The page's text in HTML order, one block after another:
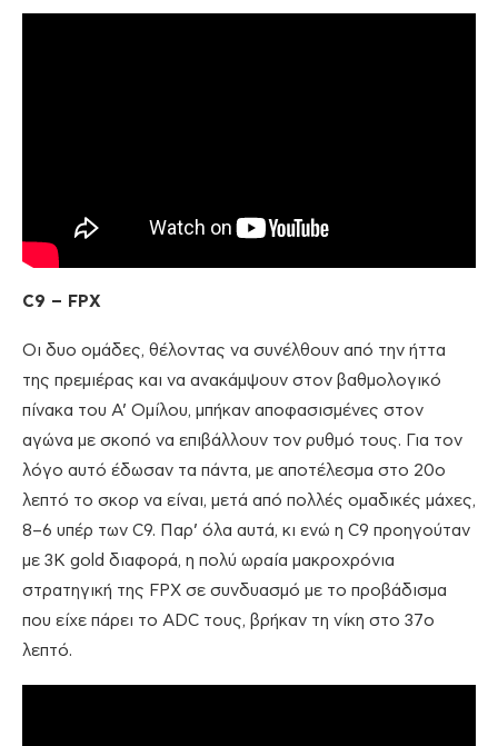
C9 – FPX
Οι δυο ομάδες, θέλοντας να συνέλθουν από την ήττα
της πρεμιέρας και να ανακάμψουν στον βαθμολογικό
πίνακα του Α’ Ομίλου, μπήκαν αποφασισμένες στον
αγώνα με σκοπό να επιβάλλουν τον ρυθμό τους. Για τον
λόγο αυτό έδωσαν τα πάντα, με αποτέλεσμα στο 20ο
λεπτό το σκορ να είναι, μετά από πολλές ομαδικές μάχες,
8–6 υπέρ των C9. Παρ’ όλα αυτά, κι ενώ η C9 προηγούταν
με 3K gold διαφορά, η πολύ ωραία μακροχρόνια
στρατηγική της FPX σε συνδυασμό με το προβάδισμα
που είχε πάρει το ADC τους, βρήκαν τη νίκη στο 37ο
λεπτό.